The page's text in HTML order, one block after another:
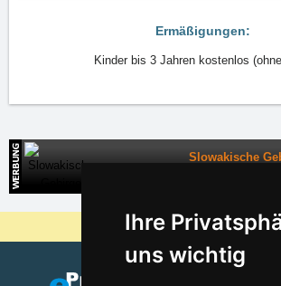
Ihre
uns wichtig
Ermäßigungen:
Kinder bis 3 Jahren kostenlos
Slowakische
Warum sind unsere Server am